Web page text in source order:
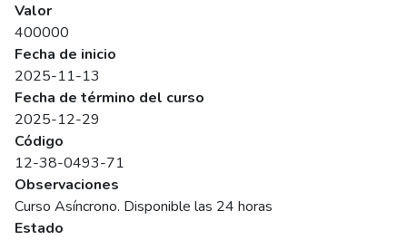
Valor
400000
Fecha de inicio
2025-11-13
Fecha de término del curso
2025-12-29
Código
12-38-0493-71
Observaciones
Curso Asíncrono. Disponible las 24 horas
Estado